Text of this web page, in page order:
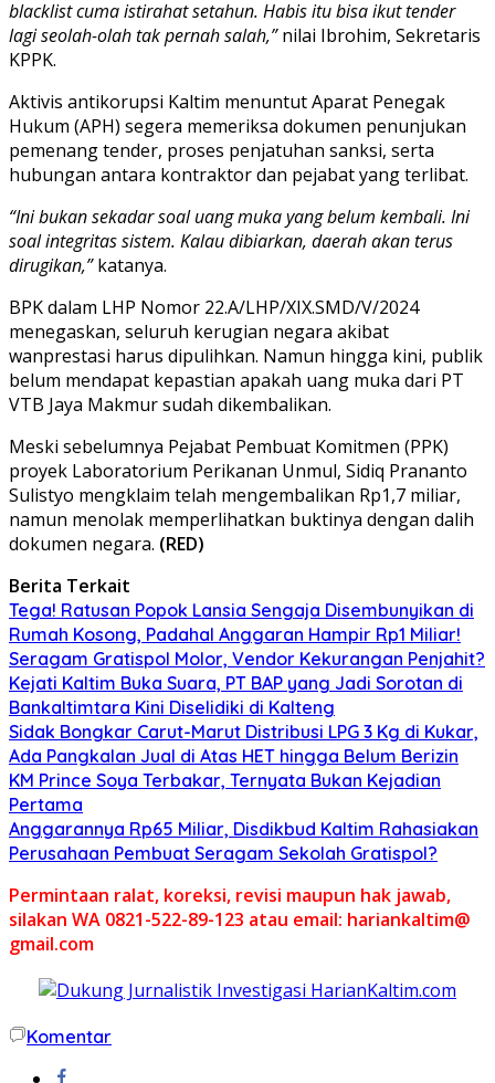
blacklist cuma istirahat setahun. Habis itu bisa ikut tender
lagi seolah-olah tak pernah salah,”nilai Ibrohim, Sekretaris
KPPK.
Aktivis antikorupsi Kaltim menuntut Aparat Penegak
Hukum (APH) segera memeriksa dokumen penunjukan
pemenang tender, proses penjatuhan sanksi, serta
hubungan antara kontraktor dan pejabat yang terlibat.
“Ini bukan sekadar soal uang muka yang belum kembali. Ini
soal integritas sistem. Kalau dibiarkan, daerah akan terus
dirugikan,”katanya.
BPK dalam LHP Nomor 22.A/LHP/XIX.SMD/V/2024
menegaskan, seluruh kerugian negara akibat
wanprestasi harus dipulihkan. Namun hingga kini, publik
belum mendapat kepastian apakah uang muka dari PT
VTB Jaya Makmur sudah dikembalikan.
Meski sebelumnya Pejabat Pembuat Komitmen (PPK)
proyek Laboratorium Perikanan Unmul, Sidiq Prananto
Sulistyo mengklaim telah mengembalikan Rp1,7 miliar,
namun menolak memperlihatkan buktinya dengan dalih
dokumen negara. (RED)
Berita Terkait
Tega! Ratusan Popok Lansia Sengaja Disembunyikan di
Rumah Kosong, Padahal Anggaran Hampir Rp1 Miliar!
Seragam Gratispol Molor, Vendor Kekurangan Penjahit?
Kejati Kaltim Buka Suara, PT BAP yang Jadi Sorotan di
Bankaltimtara Kini Diselidiki di Kalteng
Sidak Bongkar Carut-Marut Distribusi LPG 3 Kg di Kukar,
Ada Pangkalan Jual di Atas HET hingga Belum Berizin
KM Prince Soya Terbakar, Ternyata Bukan Kejadian
Pertama
Anggarannya Rp65 Miliar, Disdikbud Kaltim Rahasiakan
Perusahaan Pembuat Seragam Sekolah Gratispol?
Permintaan ralat, koreksi, revisi maupun hak jawab,
silakan WA 0821-522-89-123 atau email: hariankaltim@
gmail.com
Komentar